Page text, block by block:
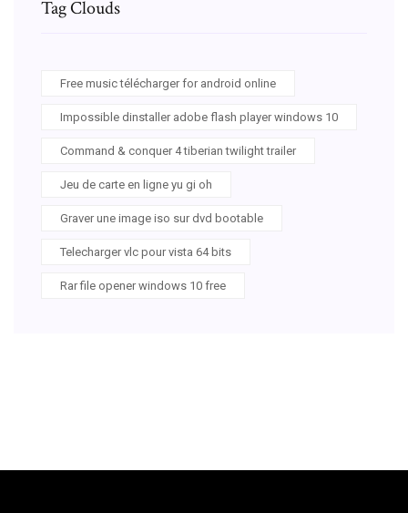
Tag Clouds
Free music télécharger for android online
Impossible dinstaller adobe flash player windows 10
Command & conquer 4 tiberian twilight trailer
Jeu de carte en ligne yu gi oh
Graver une image iso sur dvd bootable
Telecharger vlc pour vista 64 bits
Rar file opener windows 10 free